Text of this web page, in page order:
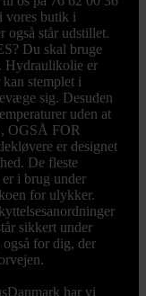
vores butik i
også står udstillet.
Du skal bruge
Hydraulikolie er
stemplet i
sig. Desuden
uden at
OGSÅ FOR
er designet
De fleste
i brug under
for ulykker.
sikkert under
for dig, der
har vi